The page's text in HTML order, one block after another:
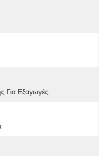
Για Εξαγωγές